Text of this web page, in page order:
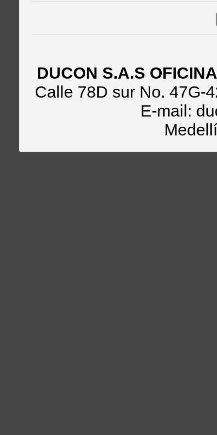
DUCON S.A.S
Calle 78D sur No. 47G-
E-mail: